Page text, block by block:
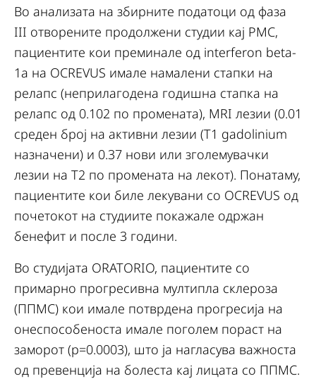
Во анализата на збирните податоци од фаза
III отворените продолжени студии кај РМС,
пациентите кои преминале од interferon beta-
1a на OCREVUS имале намалени стапки на
релапс (неприлагодена годишна стапка на
релапс од 0.102 по промената), MRI лезии (0.01
среден број на активни лезии (T1 gadolinium
назначени) и 0.37 нови или зголемувачки
лезии на T2 по промената на лекот). Понатаму,
пациентите кои биле лекувани со OCREVUS од
почетокот на студиите покажале одржан
бенефит и после 3 години.
Во студијата ORATORIO, пациентите со
примарно прогресивна мултипла склероза
(ППМС) кои имале потврдена прогресија на
онеспособеноста имале поголем пораст на
заморот (p=0.0003), што ја нагласува важноста
од превенција на болеста кај лицата со ППМС.